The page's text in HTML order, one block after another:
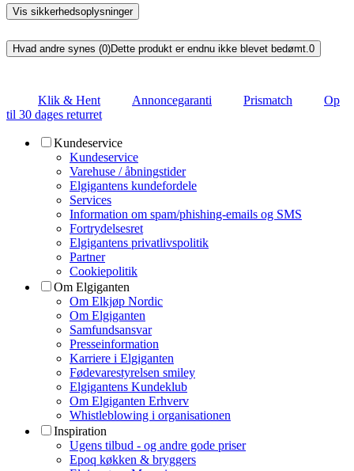
Vis sikkerhedsoplysninger
Hvad andre synes (0)Dette produkt er endnu ikke blevet bedømt.0
Klik & Hent Annoncegaranti Prismatch
Op
til 30 dages returret
Kundeservice
Kundeservice
Varehuse / åbningstider
Elgigantens kundefordele
Services
Information om spam/phishing-emails og SMS
Fortrydelsesret
Elgigantens privatlivspolitik
Partner
Cookiepolitik
Om Elgiganten
Om Elkjøp Nordic
Om Elgiganten
Samfundsansvar
Presseinformation
Karriere i Elgiganten
Fødevarestyrelsen smiley
Elgigantens Kundeklub
Om Elgiganten Erhverv
Whistleblowing i organisationen
Inspiration
Ugens tilbud - og andre gode priser
Epoq køkken & bryggers